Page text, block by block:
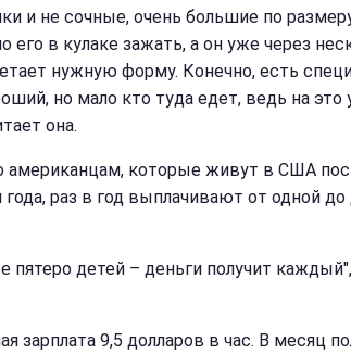
и не сочные, очень большие по
его в кулаке зажать, а он уже через
нужную форму. Конечно, есть
но мало кто туда едет, ведь на это
она.
американцам, которые живут в США
раз в год выплачивают от одной до
пятеро детей – деньги получит
зарплата 9,5 долларов в час. В месяц